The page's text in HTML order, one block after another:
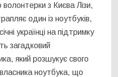
з Києва Лізи,
один із ноутбуків,
українці на підтримку
загадковий
який розшукує свого
ноутбука, що